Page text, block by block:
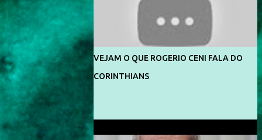
Melnick - @aredacao
VEJAM O QUE ROGERIO CENI FALA DO
CORINTHIANS